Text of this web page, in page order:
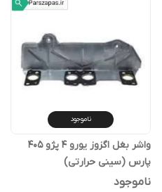
ناموجود
واشر بغل اگزوز یورو 4 پژو 405
پارس (سینی حرارتی)
ناموجود